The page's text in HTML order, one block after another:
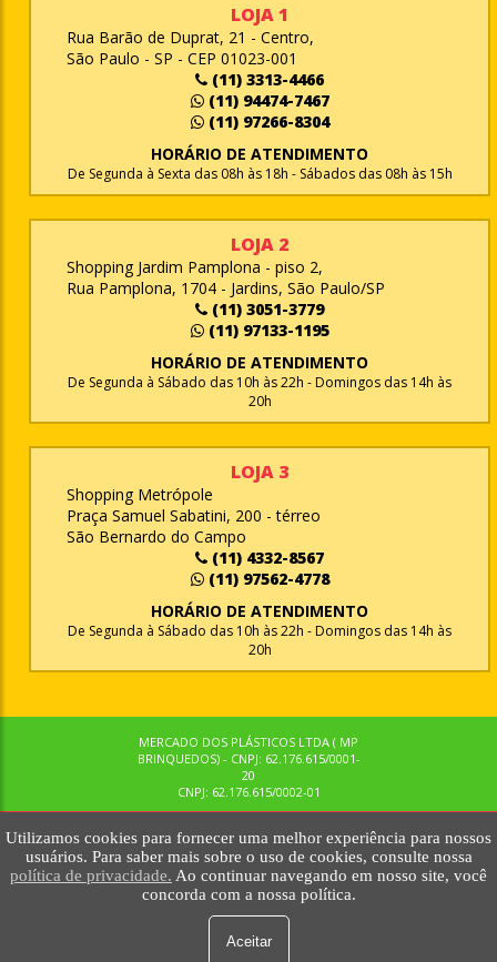
Utilizamos cookies para fornecer uma melhor experiência para nossos
usuários. Para saber mais sobre o uso de cookies, consulte nossa
política de privacidade. Ao continuar navegando em nosso site, você
concorda com a nossa política.
Aceitar
LOJA 1
Rua Barão de Duprat, 21 - Centro,
São Paulo - SP - CEP 01023-001
(11) 3313-4466
(11) 94474-7467
(11) 97266-8304
HORÁRIO DE ATENDIMENTO
De Segunda à Sexta das 08h às 18h - Sábados das 08h às 15h
LOJA 2
Shopping Jardim Pamplona - piso 2,
Rua Pamplona, 1704 - Jardins, São Paulo/SP
(11) 3051-3779
(11) 97133-1195
HORÁRIO DE ATENDIMENTO
De Segunda à Sábado das 10h às 22h - Domingos das 14h às
20h
LOJA 3
Shopping Metrópole
Praça Samuel Sabatini, 200 - térreo
São Bernardo do Campo
(11) 4332-8567
(11) 97562-4778
HORÁRIO DE ATENDIMENTO
De Segunda à Sábado das 10h às 22h - Domingos das 14h às
20h
MERCADO DOS PLÁSTICOS LTDA ( MP
BRINQUEDOS) - CNPJ: 62.176.615/0001-
20
CNPJ: 62.176.615/0002-01
© MPBRINQUEDOS. TODOS OS DIREITOS RESERVADOS. MKTNOW